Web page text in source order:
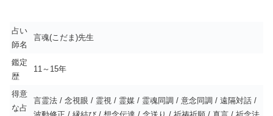
占い
師名
言魂(こだま)先生
鑑定
歴
11～15年
得意
な占
言霊法 / 念視眼 / 霊視 / 霊媒 / 霊魂同調 / 意念同調 / 遠隔対話 /